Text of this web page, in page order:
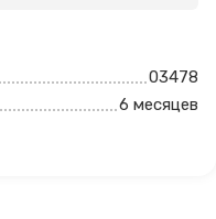
03478
6 месяцев